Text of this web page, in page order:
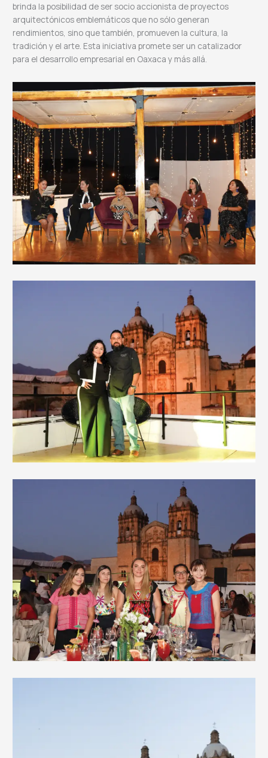
brinda la posibilidad de ser socio accionista de proyectos
arquitectónicos emblemáticos que no sólo generan
rendimientos, sino que también, promueven la cultura, la
tradición y el arte. Esta iniciativa promete ser un catalizador
para el desarrollo empresarial en Oaxaca y más allá.